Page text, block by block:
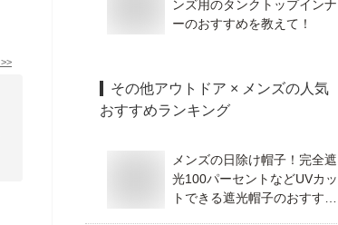
>>
ンズ用のタンクトップインナ
ーのおすすめを教えて！
その他アウトドア × メンズの人気
おすすめランキング
メンズの日除け帽子！完全遮
光100パーセントなどUVカッ
トできる遮光帽子のおすすめ